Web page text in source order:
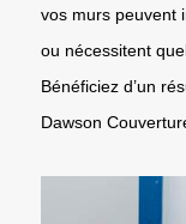
vos murs peuvent
ou nécessitent
Bénéficiez d’un
Dawson